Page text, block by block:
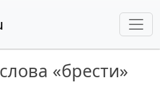
«брести»